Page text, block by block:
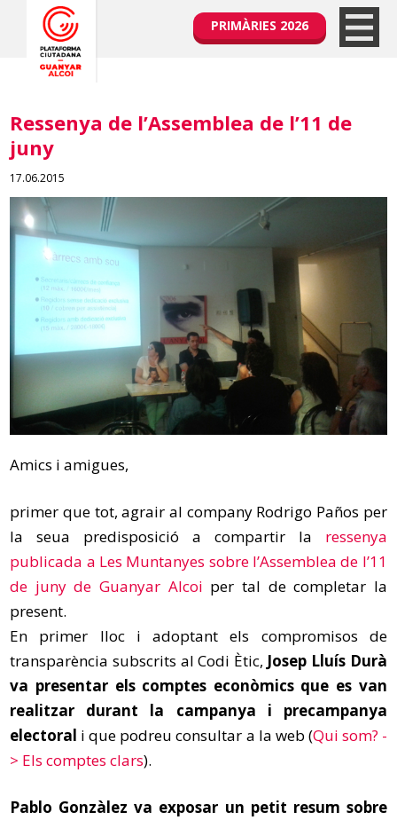
PRIMÀRIES 2026
Ressenya de l’Assemblea de l’11 de
juny
17.06.2015
Amics i amigues,
primer que tot, agrair al company Rodrigo Paños per
la seua predisposició a compartir la ressenya
publicada a Les Muntanyes sobre l’Assemblea de l’11
de juny de Guanyar Alcoi per tal de completar la
present.
En primer lloc i adoptant els compromisos de
transparència subscrits al Codi Ètic, Josep Lluís Durà
va presentar els comptes econòmics que es van
realitzar durant la campanya i precampanya
electoral i que podreu consultar a la web (Qui som? -
> Els comptes clars).
Pablo Gonzàlez va exposar un petit resum sobre